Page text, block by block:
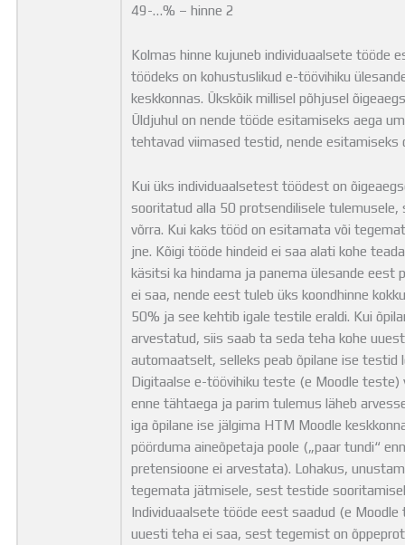
49-…% – hinne 2
Kolmas hinne kujuneb individuaalsete tööde
töödeks on kohustuslikud e-töövihiku
keskkonnas. Ükskõik millisel põhjusel
Üldjuhul on nende tööde esitamiseks aega
tehtavad viimased testid, nende esitamiseks
Kui üks individuaalsetest töödest on
sooritatud alla 50 protsendilisele tulemusele,
võrra. Kui kaks tööd on esitamata või
jne. Kõigi tööde hindeid ei saa alati kohe
käsitsi ka hindama ja panema ülesande eest
ei saa, nende eest tuleb üks koondhinne
50% ja see kehtib igale testile eraldi. Kui
arvestatud, siis saab ta seda teha kohe
automaatselt, selleks peab õpilane ise testid
Digitaalse e-töövihiku teste (e Moodle teste)
enne tähtaega ja parim tulemus läheb
iga õpilane ise jälgima HTM Moodle
pöörduma aineõpetaja poole („paar tundi“
pretensioone ei arvestata). Lohakus,
tegemata jätmisele, sest testide
Individuaalsete tööde eest saadud (e
uuesti teha ei saa, sest tegemist on